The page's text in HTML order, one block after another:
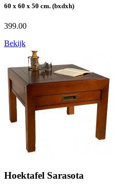
60 x 60 x 50 cm. (bxdxh)
399.00
Bekijk
Hoektafel Sarasota